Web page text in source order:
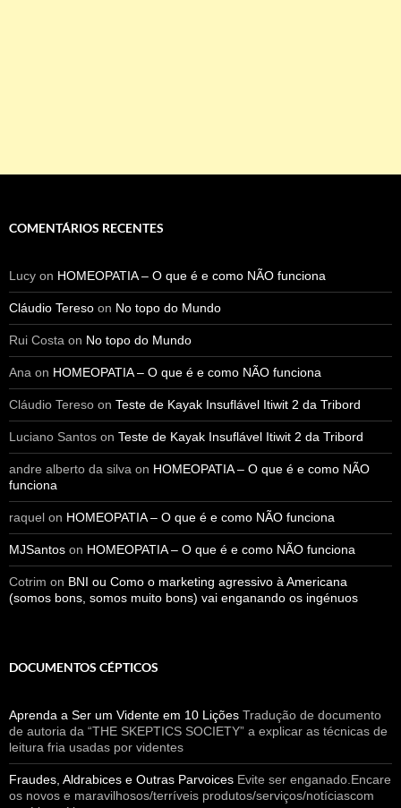
COMENTÁRIOS RECENTES
Lucy on HOMEOPATIA – O que é e como NÃO funciona
Cláudio Tereso on No topo do Mundo
Rui Costa on No topo do Mundo
Ana on HOMEOPATIA – O que é e como NÃO funciona
Cláudio Tereso on Teste de Kayak Insuflável Itiwit 2 da Tribord
Luciano Santos on Teste de Kayak Insuflável Itiwit 2 da Tribord
andre alberto da silva on HOMEOPATIA – O que é e como NÃO
funciona
raquel on HOMEOPATIA – O que é e como NÃO funciona
MJSantos on HOMEOPATIA – O que é e como NÃO funciona
Cotrim on BNI ou Como o marketing agressivo à Americana
(somos bons, somos muito bons) vai enganando os ingénuos
DOCUMENTOS CÉPTICOS
Aprenda a Ser um Vidente em 10 Lições Tradução de documento
de autoria da “THE SKEPTICS SOCIETY” a explicar as técnicas de
leitura fria usadas por videntes
Fraudes, Aldrabices e Outras Parvoices Evite ser enganado.Encare
os novos e maravilhosos/terríveis produtos/serviços/notíciascom